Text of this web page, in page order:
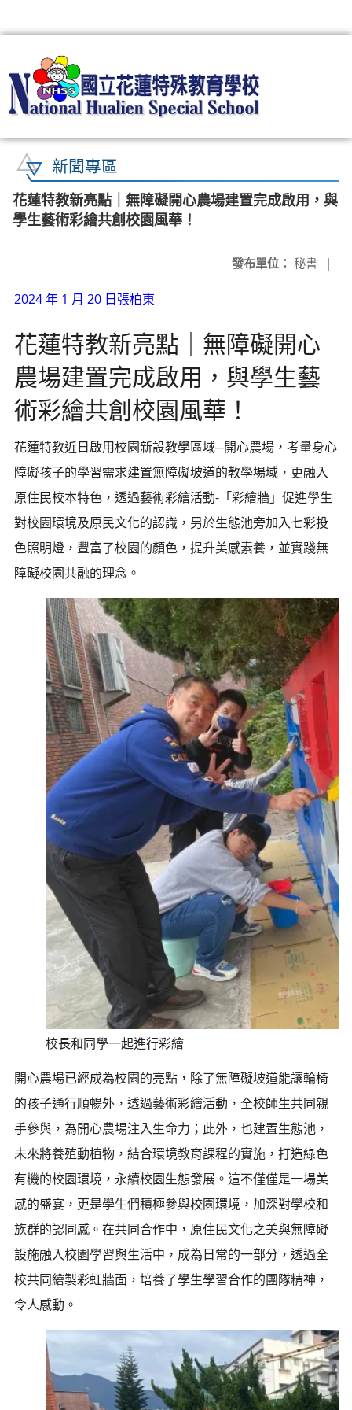
新聞專區
花蓮特教新亮點｜無障礙開心農場建置完成啟用，與
學生藝術彩繪共創校園風華！
發布單位： 秘書 |
2024 年 1 月 20 日張柏東
花蓮特教新亮點｜無障礙開心
農場建置完成啟用，與學生藝
術彩繪共創校園風華！
花蓮特教近日啟用校園新設教學區域─開心農場，考量身心
障礙孩子的學習需求建置無障礙坡道的教學場域，更融入
原住民校本特色，透過藝術彩繪活動-「彩繪牆」促進學生
對校園環境及原民文化的認識，另於生態池旁加入七彩投
色照明燈，豐富了校園的顏色，提升美感素養，並實踐無
障礙校園共融的理念。
校長和同學一起進行彩繪
開心農場已經成為校園的亮點，除了無障礙坡道能讓輪椅
的孩子通行順暢外，透過藝術彩繪活動，全校師生共同親
手參與，為開心農場注入生命力；此外，也建置生態池，
未來將養殖動植物，結合環境教育課程的實施，打造綠色
有機的校園環境，永續校園生態發展。這不僅僅是一場美
感的盛宴，更是學生們積極參與校園環境，加深對學校和
族群的認同感。在共同合作中，原住民文化之美與無障礙
設施融入校園學習與生活中，成為日常的一部分，透過全
校共同繪製彩虹牆面，培養了學生學習合作的團隊精神，
令人感動。